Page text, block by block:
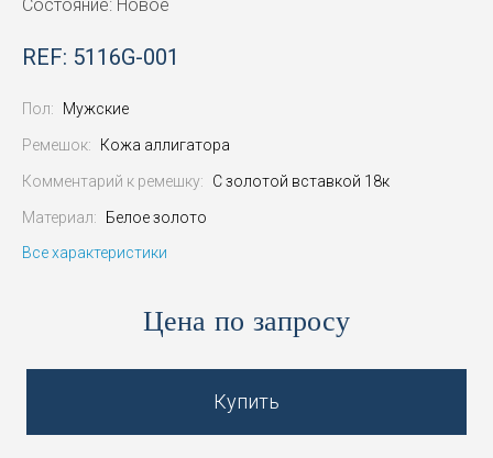
Состояние: Новое
REF: 5116G-001
Пол: Мужские
Ремешок: Кожа аллигатора
Комментарий к ремешку: С золотой вставкой 18к
Материал:
Белое золото
Все характеристики
Цена по запросу
Купить